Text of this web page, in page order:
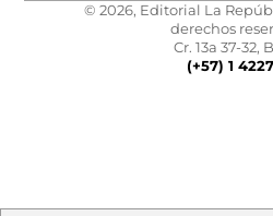
© 2026, Editorial La
derechos
Cr. 13a 37-32,
(+57) 1